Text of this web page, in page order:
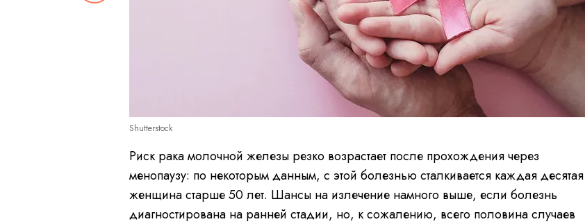
Shutterstock
Риск рака молочной железы резко возрастает после прохождения через
менопаузу: по некоторым данным, с этой болезнью сталкивается каждая десятая
женщина старше 50 лет. Шансы на излечение намного выше, если болезнь
диагностирована на ранней стадии, но, к сожалению, всего половина случаев